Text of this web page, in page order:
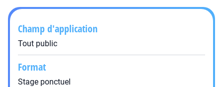
Champ d'application
Tout public
Format
Stage ponctuel